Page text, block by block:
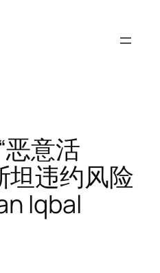
恶意活
坦违约风险
Iqbal